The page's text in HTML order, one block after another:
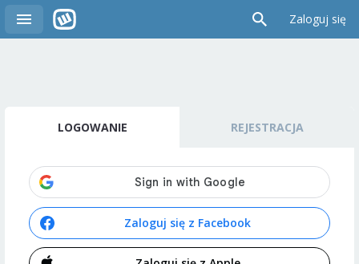
Zaloguj się
LOGOWANIE REJESTRACJA
Zaloguj się z Facebook